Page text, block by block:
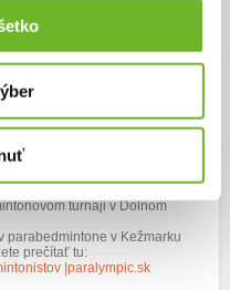
0:55 a 2:42)
hier Žilinského
- Dolný Kubín - YouTube
To, čo začalo ako
oveľa väčšie. Začali sa
turnaji v Dolnom
parabedmintone v Kežmarku
prečítať tu:
|paralympic.sk